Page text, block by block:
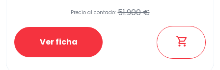
Precio al contado: 51.900 €
Ver ficha